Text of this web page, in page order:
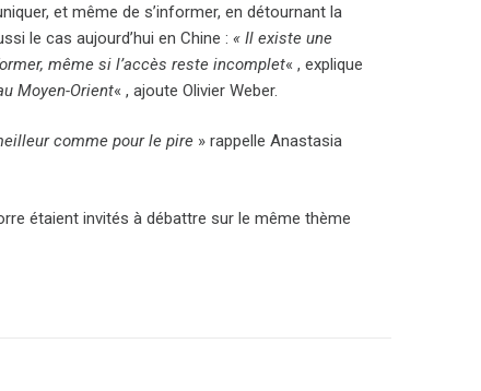
et même de s’informer, en détournant la
le cas aujourd’hui en Chine :« Il existe une
même si l’accès reste incomplet« , explique
Moyen-Orient« , ajoute Olivier Weber.
comme pour le pire » rappelle Anastasia
étaient invités à débattre sur le même thème